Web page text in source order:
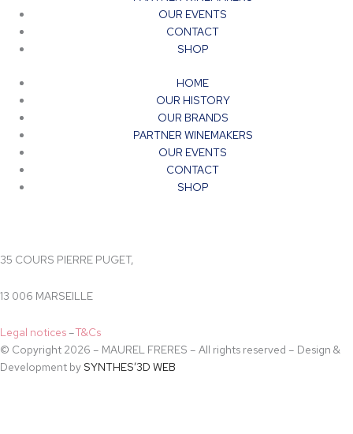
OUR EVENTS
CONTACT
SHOP
HOME
OUR HISTORY
OUR BRANDS
PARTNER WINEMAKERS
OUR EVENTS
CONTACT
SHOP
35 COURS PIERRE PUGET,
13 006 MARSEILLE
Legal notices –T&Cs
© Copyright 2026 – MAUREL FRERES – All rights reserved – Design &
Development by SYNTHES’3D WEB